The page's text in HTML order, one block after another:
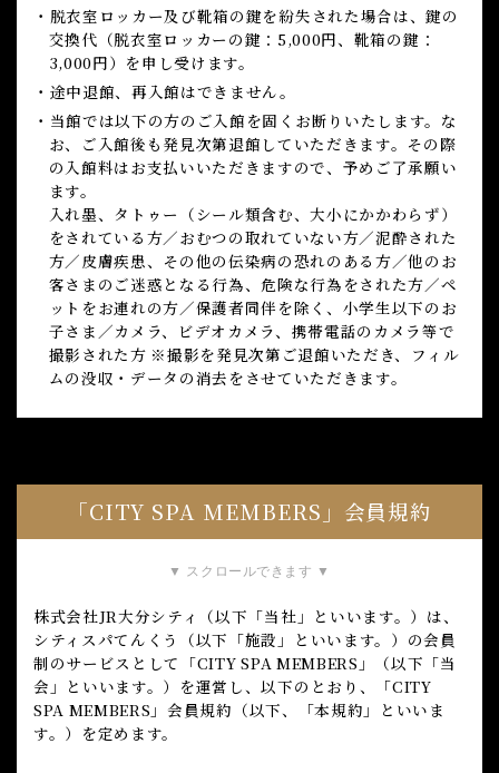
・脱衣室ロッカー及び靴箱の鍵を紛失された場合は、鍵の
交換代（脱衣室ロッカーの鍵：5,000円、靴箱の鍵：
3,000円）を申し受けます。
・途中退館、再入館はできません。
・当館では以下の方のご入館を固くお断りいたします。な
お、ご入館後も発見次第退館していただきます。その際
の入館料はお支払いいただきますので、予めご了承願い
ます。
入れ墨、タトゥー（シール類含む、大小にかかわらず）
をされている方／おむつの取れていない方／泥酔された
方／皮膚疾患、その他の伝染病の恐れのある方／他のお
客さまのご迷惑となる行為、危険な行為をされた方／ペ
ットをお連れの方／保護者同伴を除く、小学生以下のお
子さま／カメラ、ビデオカメラ、携帯電話のカメラ等で
撮影された方 ※撮影を発見次第ご退館いただき、フィル
ムの没収・データの消去をさせていただきます。
「CITY SPA MEMBERS」会員規約
▼ スクロールできます ▼
株式会社JR大分シティ（以下「当社」といいます。）は、
シティスパてんくう（以下「施設」といいます。）の会員
制のサービスとして「CITY SPA MEMBERS」（以下「当
会」といいます。）を運営し、以下のとおり、「CITY
SPA MEMBERS」会員規約（以下、「本規約」といいま
す。）を定めます。